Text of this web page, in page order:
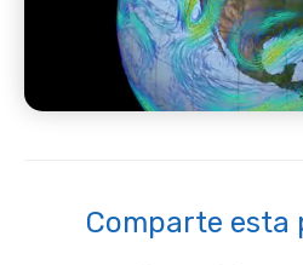
Comparte esta